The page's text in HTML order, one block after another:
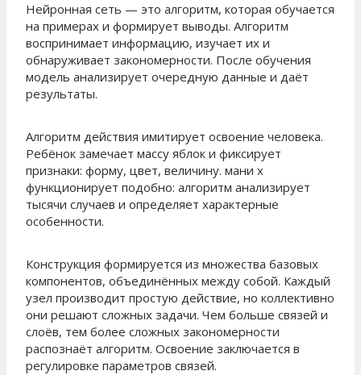
Нейронная сеть — это алгоритм, которая обучается
на примерах и формирует выводы. Алгоритм
воспринимает информацию, изучает их и
обнаруживает закономерности. После обучения
модель анализирует очередную данные и даёт
результаты.
Алгоритм действия имитирует освоение человека.
Ребёнок замечает массу яблок и фиксирует
признаки: форму, цвет, величину. мани х
функционирует подобно: алгоритм анализирует
тысячи случаев и определяет характерные
особенности.
Конструкция формируется из множества базовых
компонентов, объединённых между собой. Каждый
узел производит простую действие, но коллективно
они решают сложных задачи. Чем больше связей и
слоёв, тем более сложных закономерности
распознаёт алгоритм. Освоение заключается в
регулировке параметров связей.